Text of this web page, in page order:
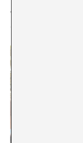
Tema del Mes